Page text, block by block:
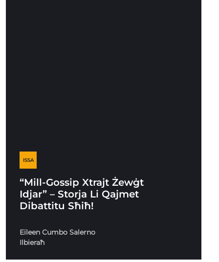
ISSA
“Mill-Gossip Xtrajt Żewġt
Idjar” – Storja Li Qajmet
Dibattitu Sħiħ!
Eileen Cumbo Salerno
Ilbieraħ